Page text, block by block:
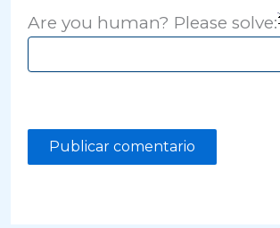
Are you human? Please solve: